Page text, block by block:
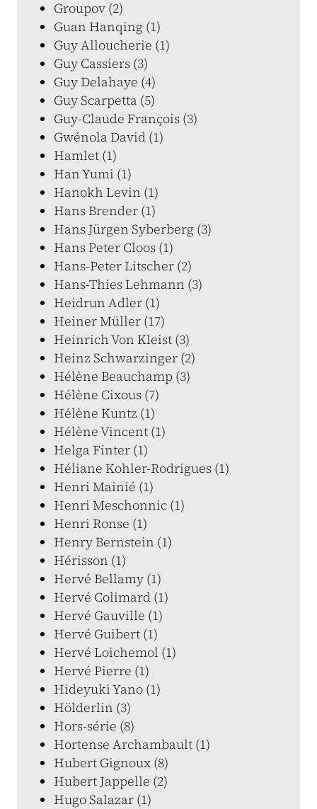
Groupov (2)
Guan Hanqing (1)
Guy Alloucherie (1)
Guy Cassiers (3)
Guy Delahaye (4)
Guy Scarpetta (5)
Guy-Claude François (3)
Gwénola David (1)
Hamlet (1)
Han Yumi (1)
Hanokh Levin (1)
Hans Brender (1)
Hans Jürgen Syberberg (3)
Hans Peter Cloos (1)
Hans-Peter Litscher (2)
Hans-Thies Lehmann (3)
Heidrun Adler (1)
Heiner Müller (17)
Heinrich Von Kleist (3)
Heinz Schwarzinger (2)
Hélène Beauchamp (3)
Hélène Cixous (7)
Hélène Kuntz (1)
Hélène Vincent (1)
Helga Finter (1)
Héliane Kohler-Rodrigues (1)
Henri Mainié (1)
Henri Meschonnic (1)
Henri Ronse (1)
Henry Bernstein (1)
Hérisson (1)
Hervé Bellamy (1)
Hervé Colimard (1)
Hervé Gauville (1)
Hervé Guibert (1)
Hervé Loichemol (1)
Hervé Pierre (1)
Hideyuki Yano (1)
Hölderlin (3)
Hors-série (8)
Hortense Archambault (1)
Hubert Gignoux (8)
Hubert Jappelle (2)
Hugo Salazar (1)